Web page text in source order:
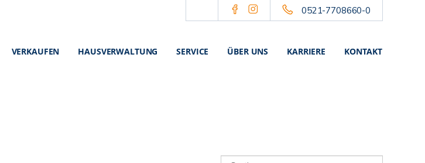
0521-7708660-0
VERKAUFEN HAUSVERWALTUNG SERVICE ÜBER UNS KARRIERE KONTAKT